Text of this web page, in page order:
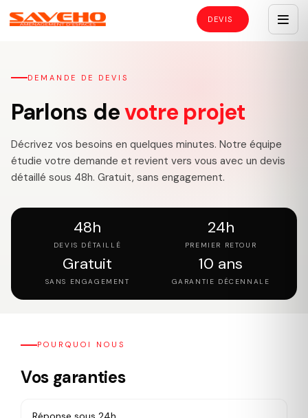
DEMANDE DE DEVIS
Parlons devotre projet
Décrivez vos besoins en quelques minutes. Notre équipe
étudie votre demande et revient vers vous avec un devis
détaillé sous 48h. Gratuit, sans engagement.
48h
DEVIS DÉTAILLÉ
24h
PREMIER RETOUR
Gratuit
SANS ENGAGEMENT
10 ans
GARANTIE DÉCENNALE
POURQUOI NOUS
Vos garanties